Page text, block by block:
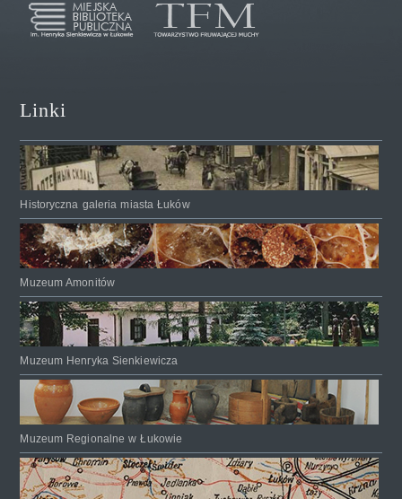
Linki
Historyczna galeria miasta Łuków
Muzeum Amonitów
Muzeum Henryka Sienkiewicza
Muzeum Regionalne w Łukowie